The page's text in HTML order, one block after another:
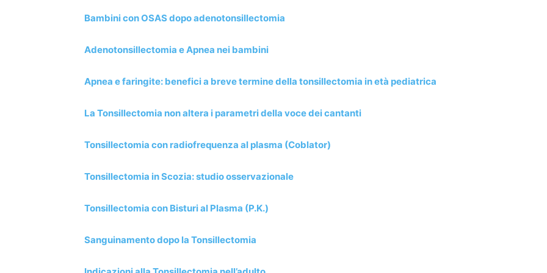
Bambini con OSAS dopo adenotonsillectomia
Adenotonsillectomia e Apnea nei bambini
Apnea e faringite: benefici a breve termine della tonsillectomia in età pediatrica
La Tonsillectomia non altera i parametri della voce dei cantanti
Tonsillectomia con radiofrequenza al plasma (Coblator)
Tonsillectomia in Scozia: studio osservazionale
Tonsillectomia con Bisturi al Plasma (P.K.)
Sanguinamento dopo la Tonsillectomia